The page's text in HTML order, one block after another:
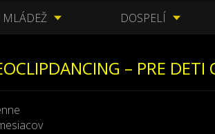
MLÁDEŽ DOSPELÍ
– PRE